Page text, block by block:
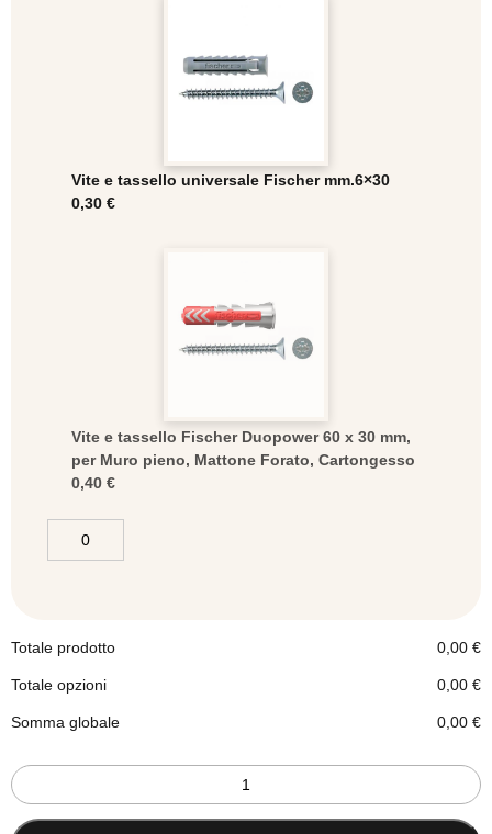
Vite e tassello universale Fischer mm.6×30
0,30€
Vite e tassello Fischer Duopower 60 x 30 mm,
per Muro pieno, Mattone Forato, Cartongesso
0,40€
Totale prodotto 0,00€
Totale opzioni 0,00€
Somma globale 0,00€
Supporto
alluminio
satinato